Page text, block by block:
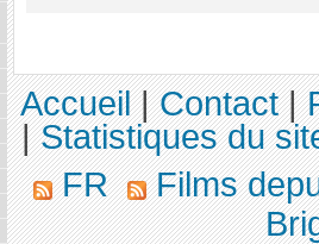
Accueil|Contact|
|Statistiques du
FR
Films